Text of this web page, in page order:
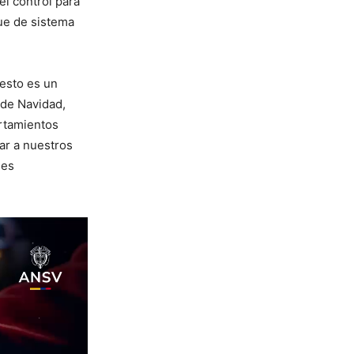
de sistema
es un
Navidad,
a nuestros